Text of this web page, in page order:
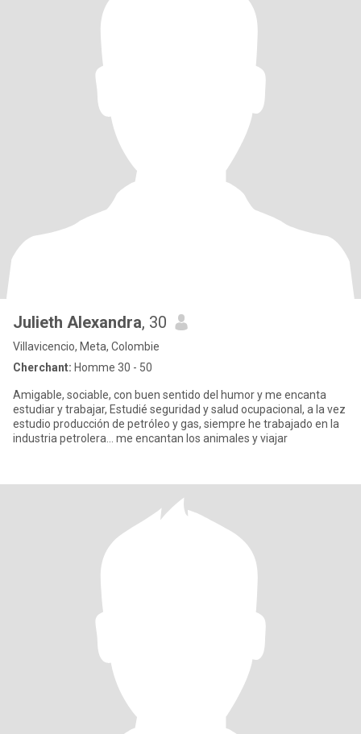
Julieth Alexandra, 30
Villavicencio, Meta, Colombie
Cherchant: Homme 30 - 50
Amigable, sociable, con buen sentido del humor y me encanta
estudiar y trabajar, Estudié seguridad y salud ocupacional, a la vez
estudio producción de petróleo y gas, siempre he trabajado en la
industria petrolera... me encantan los animales y viajar